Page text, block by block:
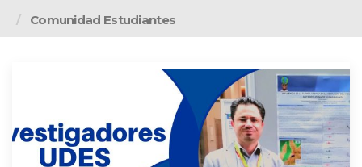
Comunidad Estudiantes